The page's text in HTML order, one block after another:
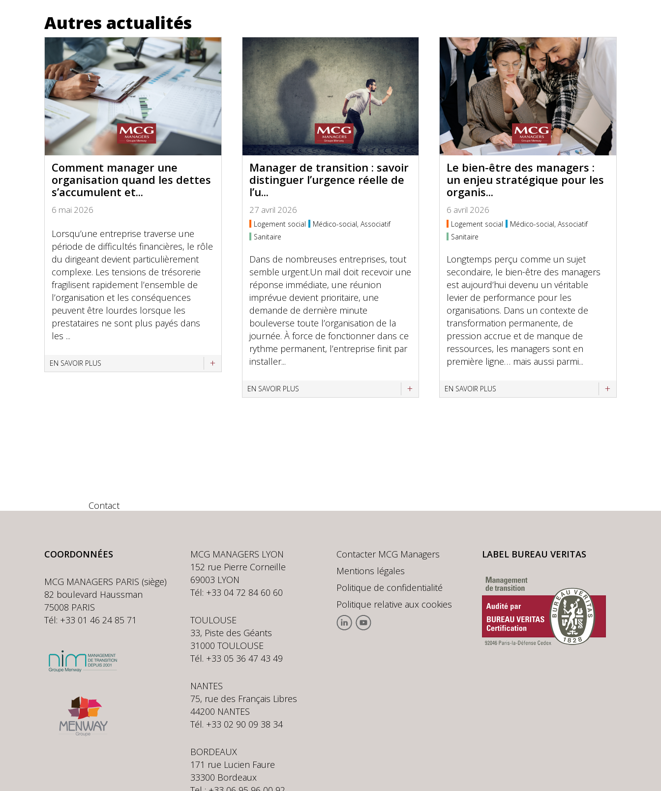
Autres actualités
Comment manager une
organisation quand les dettes
s’accumulent et...
6 mai 2026
Lorsqu’une entreprise traverse une
période de difficultés financières, le rôle
du dirigeant devient particulièrement
complexe. Les tensions de trésorerie
fragilisent rapidement l’ensemble de
l’organisation et les conséquences
peuvent être lourdes lorsque les
prestataires ne sont plus payés dans
les ...
EN SAVOIR PLUS
Manager de transition : savoir
distinguer l’urgence réelle de
l’u...
27 avril 2026
Logement social
Médico-social, Associatif
Sanitaire
Dans de nombreuses entreprises, tout
semble urgent.Un mail doit recevoir une
réponse immédiate, une réunion
imprévue devient prioritaire, une
demande de dernière minute
bouleverse toute l’organisation de la
journée. À force de fonctionner dans ce
rythme permanent, l’entreprise finit par
installer...
EN SAVOIR PLUS
Le bien-être des managers :
un enjeu stratégique pour les
organis...
6 avril 2026
Logement social
Médico-social, Associatif
Sanitaire
Longtemps perçu comme un sujet
secondaire, le bien-être des managers
est aujourd’hui devenu un véritable
levier de performance pour les
organisations. Dans un contexte de
transformation permanente, de
pression accrue et de manque de
ressources, les managers sont en
première ligne… mais aussi parmi...
EN SAVOIR PLUS
Contact
COORDONNÉES
MCG MANAGERS PARIS (siège)
82 boulevard Haussman
75008 PARIS
Tél: +33 01 46 24 85 71
MCG MANAGERS LYON
152 rue Pierre Corneille
69003 LYON
Tél: +33 04 72 84 60 60
TOULOUSE
33, Piste des Géants
31000 TOULOUSE
Tél. +33 05 36 47 43 49
NANTES
75, rue des Français Libres
44200 NANTES
Tél. +33 02 90 09 38 34
BORDEAUX
171 rue Lucien Faure
33300 Bordeaux
Contacter MCG Managers
Mentions légales
Politique de confidentialité
Politique relative aux cookies
LABEL BUREAU VERITAS